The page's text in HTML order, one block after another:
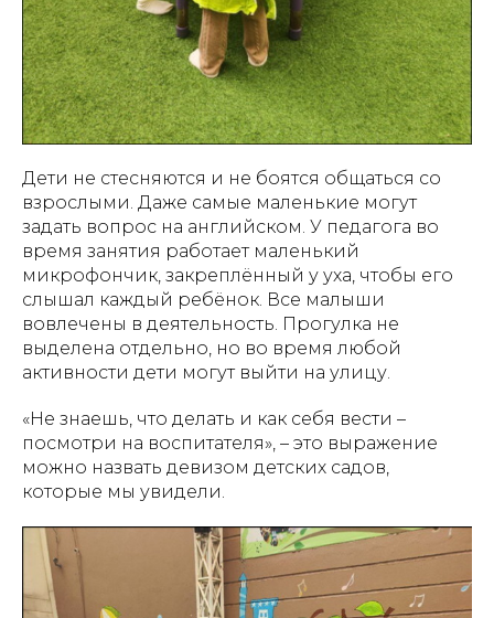
Дети не стесняются и не боятся общаться со
взрослыми. Даже самые маленькие могут
задать вопрос на английском. У педагога во
время занятия работает маленький
микрофончик, закреплённый у уха, чтобы его
слышал каждый ребёнок. Все малыши
вовлечены в деятельность. Прогулка не
выделена отдельно, но во время любой
активности дети могут выйти на улицу.
«Не знаешь, что делать и как себя вести –
посмотри на воспитателя», – это выражение
можно назвать девизом детских садов,
которые мы увидели.